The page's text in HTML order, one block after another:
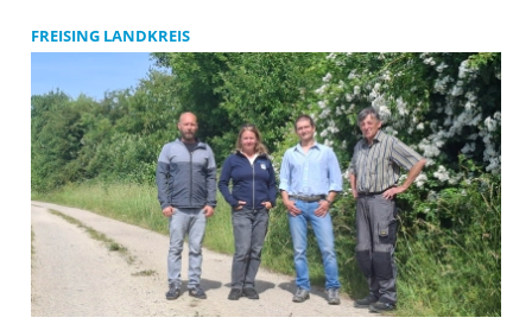
FREISING LANDKREIS